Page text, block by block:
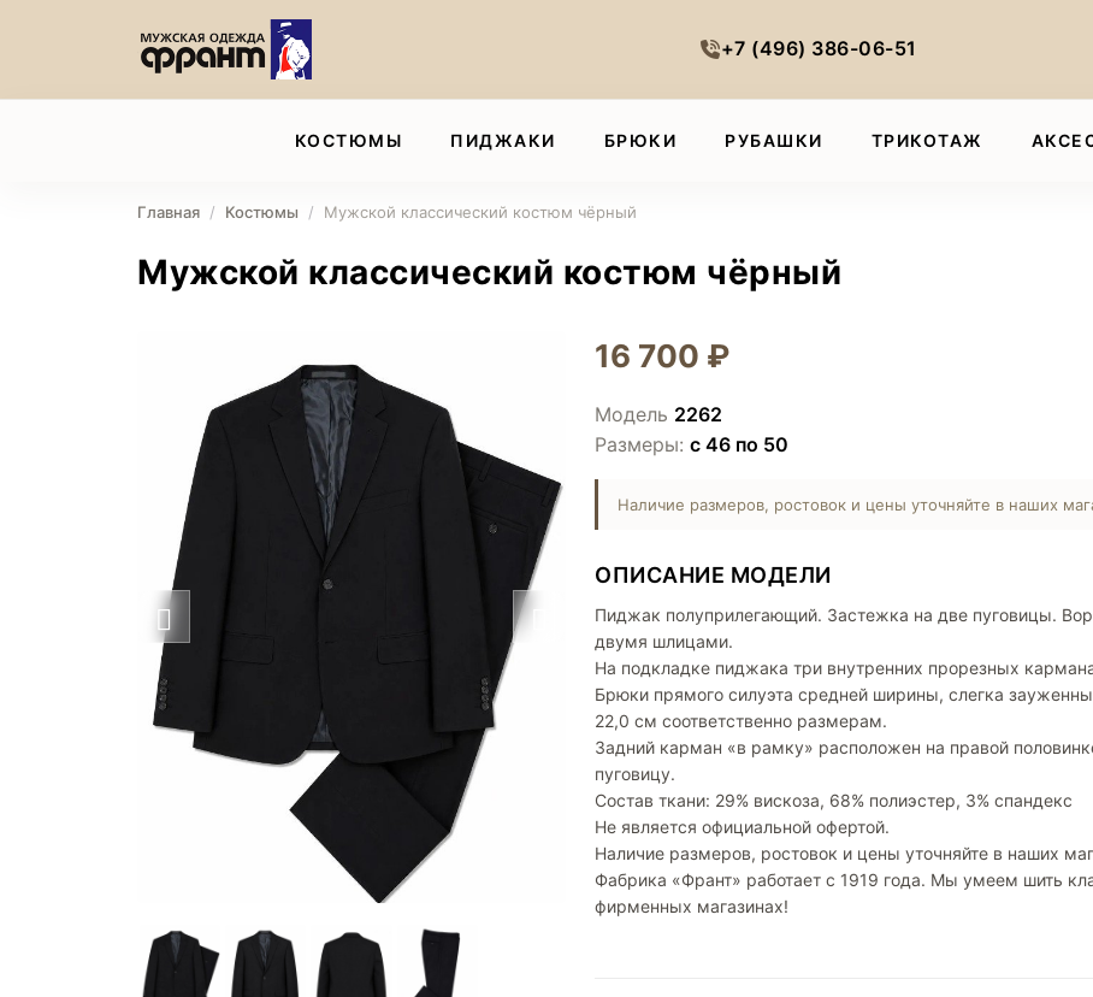
+7 (496) 386-06-51
КОСТЮМЫ ПИДЖАКИ БРЮКИ РУБАШКИ ТРИКОТАЖ
Главная Костюмы Мужской классический костюм чёрный
Мужской классический костюм чёрный
16 700 ₽
Модель 2262
Размеры: с 46 по 50
Наличие размеров, ростовок и цены уточняйте в наших
ОПИСАНИЕ МОДЕЛИ
Пиджак полуприлегающий. Застежка на две пуговицы.
двумя шлицами.
На подкладке пиджака три внутренних прорезных
Брюки прямого силуэта средней ширины, слегка
22,0 см соответственно размерам.
Задний карман «в рамку» расположен на правой
пуговицу.
Состав ткани: 29% вискоза, 68% полиэстер, 3% спандекс
Не является официальной офертой.
Наличие размеров, ростовок и цены уточняйте в наших
Фабрика «Франт» работает с 1919 года. Мы умеем шить
фирменных магазинах!